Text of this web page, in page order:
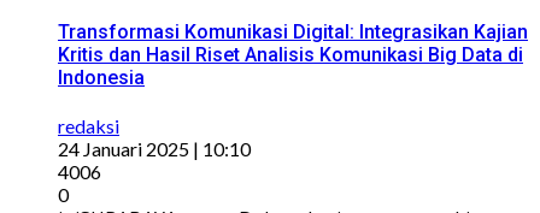
Transformasi Komunikasi Digital: Integrasikan Kajian
Kritis dan Hasil Riset Analisis Komunikasi Big Data di
Indonesia
redaksi
24 Januari 2025 | 10:10
4006
0